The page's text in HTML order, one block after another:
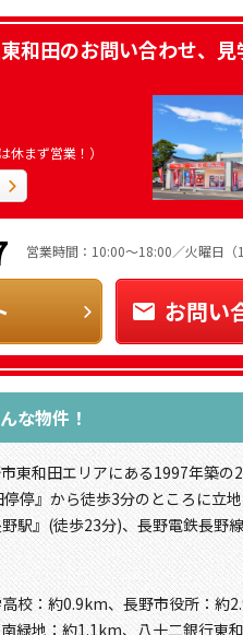
和田のお問い合わせ、見
まず営業！）
営業時間：10:00～18:00／火曜日（
お問い
な物件！
東和田エリアにある1997年築の
停』から徒歩3分のところに立地
駅』(徒歩23分)、長野電鉄長野
校：約0.9km、長野市役所：約
緑地：約1.1km、八十二銀行東